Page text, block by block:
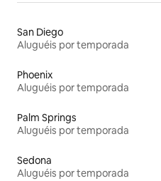
San Diego
Aluguéis por temporada
Phoenix
Aluguéis por temporada
Palm Springs
Aluguéis por temporada
Sedona
Aluguéis por temporada